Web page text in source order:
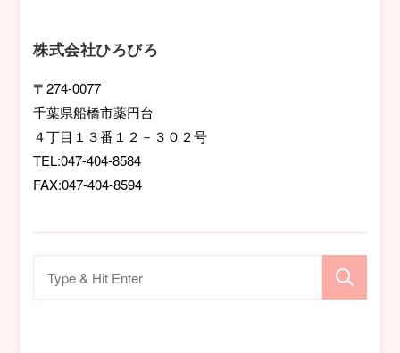
シ
ョ
ン
株式会社ひろびろ
〒274-0077
千葉県船橋市薬円台
４丁目１３番１２－３０２号
TEL:047-404-8584
FAX:047-404-8594